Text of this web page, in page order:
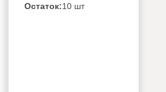
Остаток:10 шт